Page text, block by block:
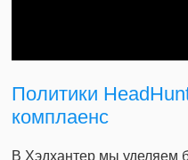
Политики
комплаенс
В Хэдхантер мы уделяем